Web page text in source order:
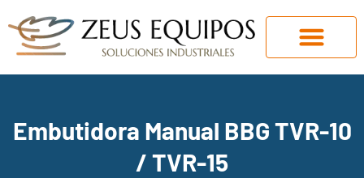
Embutidora Manual BBG TVR-10
/ TVR-15